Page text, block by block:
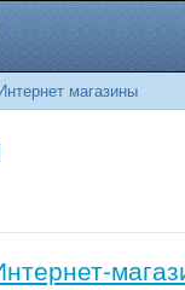
магазины